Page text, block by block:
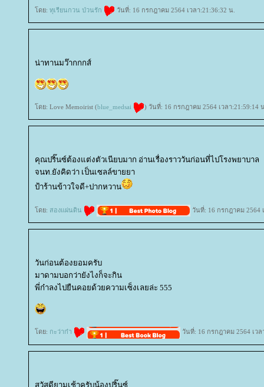
ดย: ทุเรียนกวน ป่วนรัก วันที่: 16 กรกฎาคม 2564 เวลา:21:36:32 น.
น่าทานมว๊ากกกส์
ดย: Love Memoirist (blue_medsai ) วันที่: 16 กรกฎาคม 2564 เวลา:21:59:14
คุณปริ๊นซ์ต้องแต่งตัวเนียบมาก อ่านเรื่องราววันก่อนที่ไปโรงพยาบาล
จนท.ยังคิดว่า เป็นเซลล์ขายยา
ป้าร้านข้าวใจดี+ปากหวาน
ดย: สองแผ่นดิน วันที่: 16 กรกฎาคม 2564
วันก่อนต้องยอมครับ
มาดามบอกว่ายังไงก็จะกิน
พี่ก๋าลงไปยืนคอยด้วยความเซ็งเลยล่ะ 555
ดย: กะว่าก๋า วันที่: 16 กรกฎาคม 2564 เวล
สวัสดียามเช้าครับน้องปริ๊นซ์